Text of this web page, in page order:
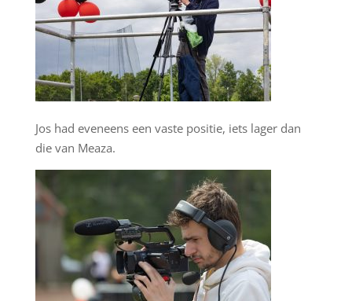
Jos had eveneens een vaste positie, iets lager dan
die van Meaza.